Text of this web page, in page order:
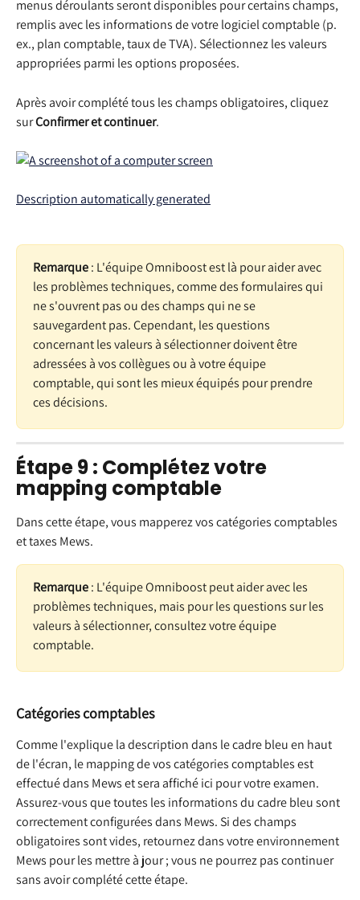
menus déroulants seront disponibles pour certains champs,
remplis avec les informations de votre logiciel comptable (p.
ex., plan comptable, taux de TVA). Sélectionnez les valeurs
appropriées parmi les options proposées.
Après avoir complété tous les champs obligatoires, cliquez
sur Confirmer et continuer.
Remarque : L'équipe Omniboost est là pour aider avec
les problèmes techniques, comme des formulaires qui
ne s'ouvrent pas ou des champs qui ne se
sauvegardent pas. Cependant, les questions
concernant les valeurs à sélectionner doivent être
adressées à vos collègues ou à votre équipe
comptable, qui sont les mieux équipés pour prendre
ces décisions.
Étape 9 : Complétez votre
mapping comptable
Dans cette étape, vous mapperez vos catégories comptables
et taxes Mews.
Remarque : L'équipe Omniboost peut aider avec les
problèmes techniques, mais pour les questions sur les
valeurs à sélectionner, consultez votre équipe
comptable.
Catégories comptables
Comme l'explique la description dans le cadre bleu en haut
de l'écran, le mapping de vos catégories comptables est
effectué dans Mews et sera affiché ici pour votre examen.
Assurez-vous que toutes les informations du cadre bleu sont
correctement configurées dans Mews. Si des champs
obligatoires sont vides, retournez dans votre environnement
Mews pour les mettre à jour ; vous ne pourrez pas continuer
sans avoir complété cette étape.